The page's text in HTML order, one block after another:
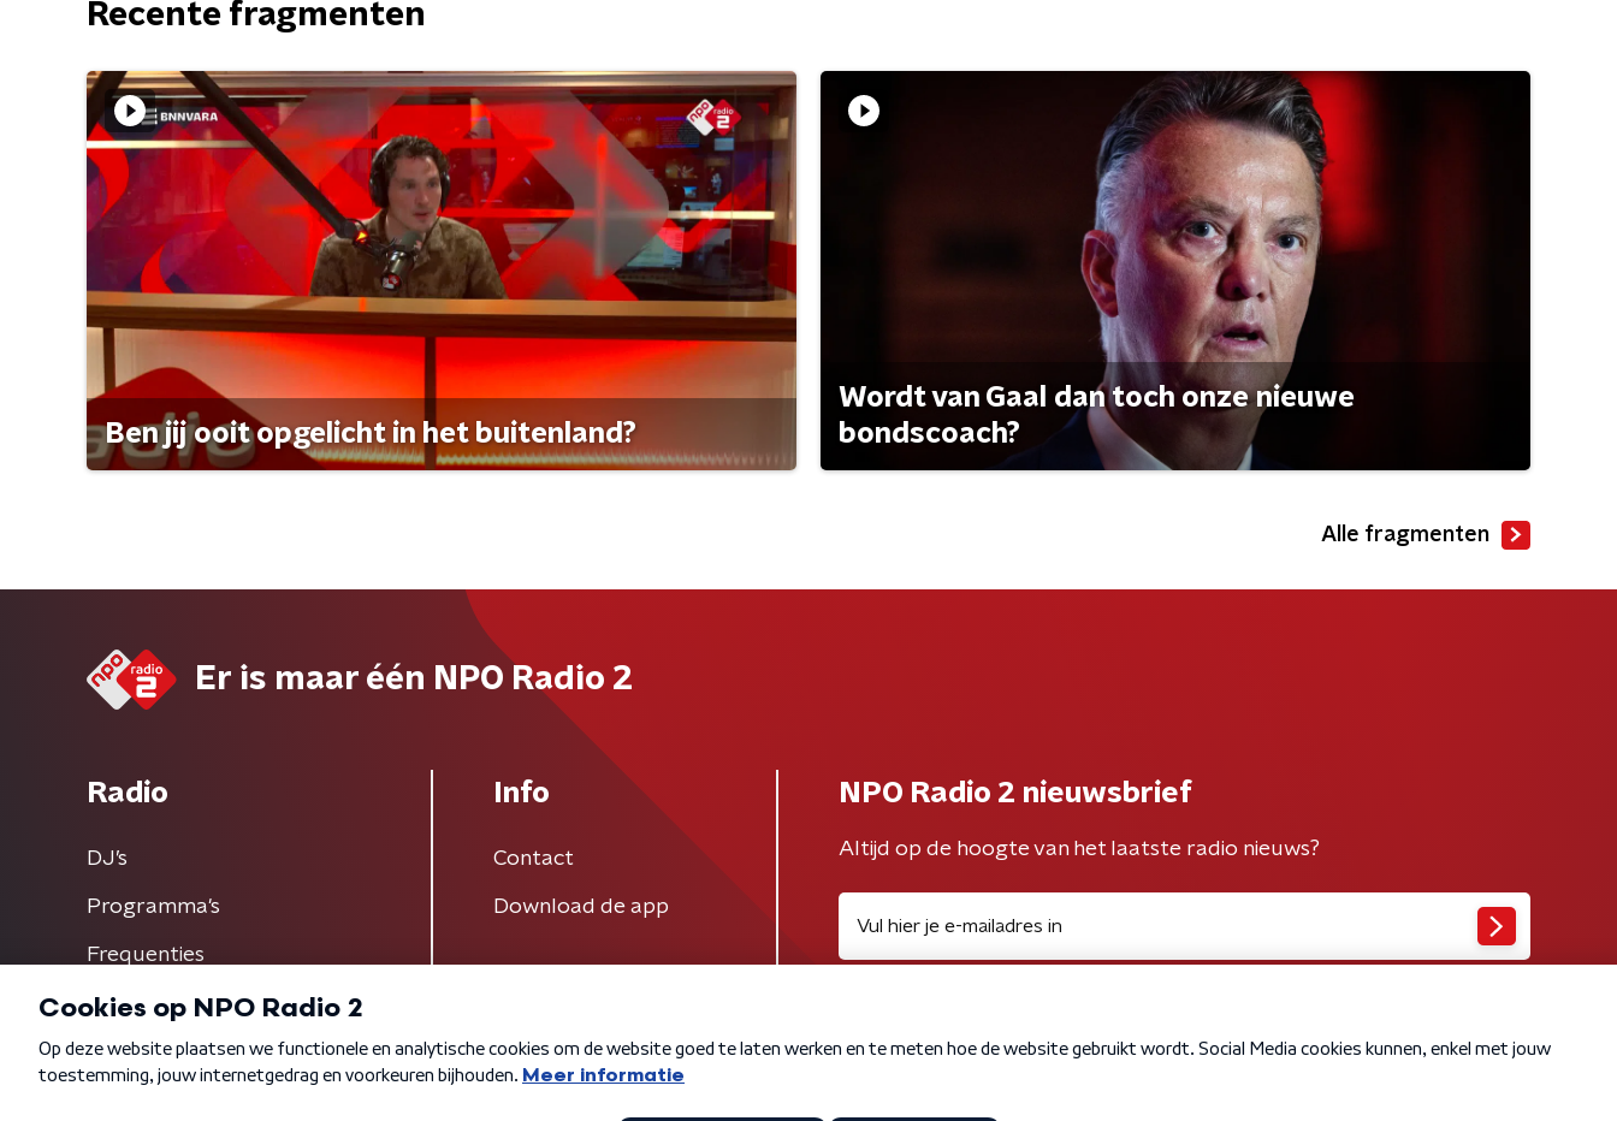
Recente fragmenten
Ben jij ooit opgelicht in het buitenland?
Wordt van Gaal dan toch onze nieuwe
bondscoach?
Alle fragmenten
Er is maar één NPO Radio 2
Radio
DJ’s
Programma's
Frequenties
Info
Contact
Download de app
NPO Radio 2 nieuwsbrief
Altijd op de hoogte van het laatste radio nieuws?
Algemene voorwaarden Privacybeleid